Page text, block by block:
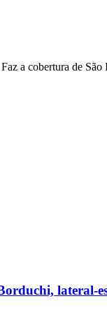
a cobertura de
lateral-